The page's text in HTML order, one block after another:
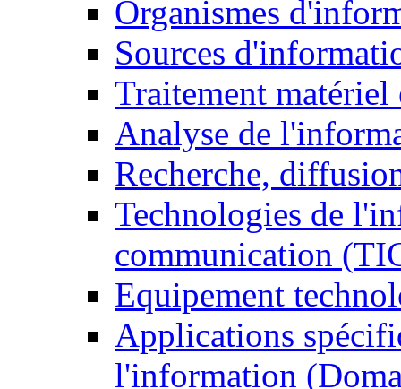
Organismes
Sources
Traitement matériel
Analyse de
Recherche,
Technologies de
communication
Equipement
Applications
l'information